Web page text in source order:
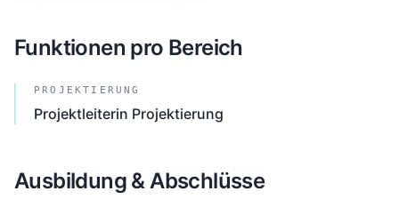
Funktionen pro Bereich
PROJEKTIERUNG
Projektleiterin Projektierung
Ausbildung & Abschlüsse